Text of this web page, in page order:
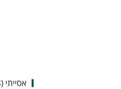
אסייתי (78)